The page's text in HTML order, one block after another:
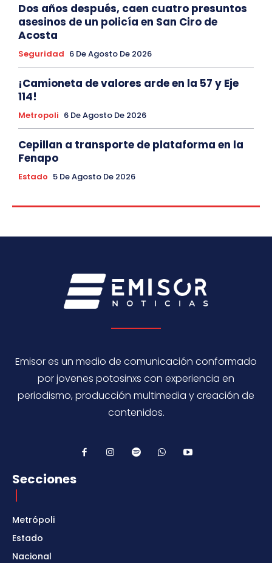
Dos años después, caen cuatro presuntos
asesinos de un policía en San Ciro de
Acosta
Seguridad 6 De Agosto De 2026
¡Camioneta de valores arde en la 57 y Eje
114!
Metropoli 6 De Agosto De 2026
Cepillan a transporte de plataforma en la
Fenapo
Estado 5 De Agosto De 2026
Emisor es un medio de comunicación conformado
por jovenes potosinxs con experiencia en
periodismo, producción multimedia y creación de
contenidos.
Secciones
Metrópoli
Estado
Nacional